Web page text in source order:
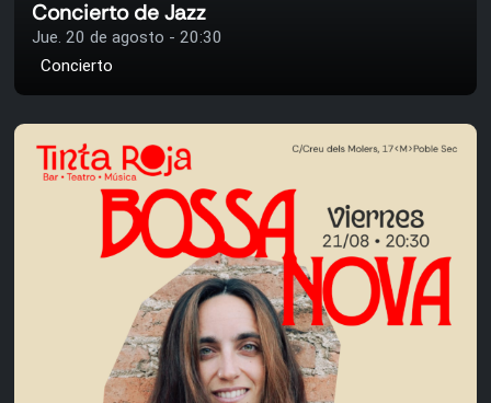
Concierto de Jazz
Jue. 20 de agosto - 20:30
Concierto